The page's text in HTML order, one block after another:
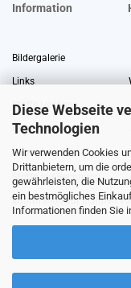
Diese Webseite
Technologien
Wir verwenden Cookies
Drittanbietern, um die
gewährleisten, die
ein bestmögliches
Informationen finden Sie
Information
Bildergalerie
Links
Stoffe Lexikon
Über uns
Gewerberabatt
Stoffe auf Rechnung
Information zur Echtheit